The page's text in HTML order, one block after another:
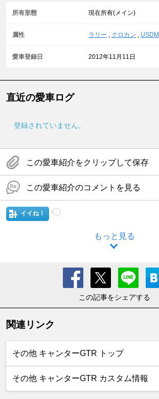
所有形態 現在所有(メイン)
属性 ラリー クロカン USDM
愛車登録日 2012年11月11日
直近の愛車ログ
登録されていません。
この愛車紹介をクリップして保存
この愛車紹介のコメントを見る
イイね！
もっと見る
この記事をシェアする
関連リンク
その他 キャンターGTR トップ
その他 キャンターGTR カスタム情報